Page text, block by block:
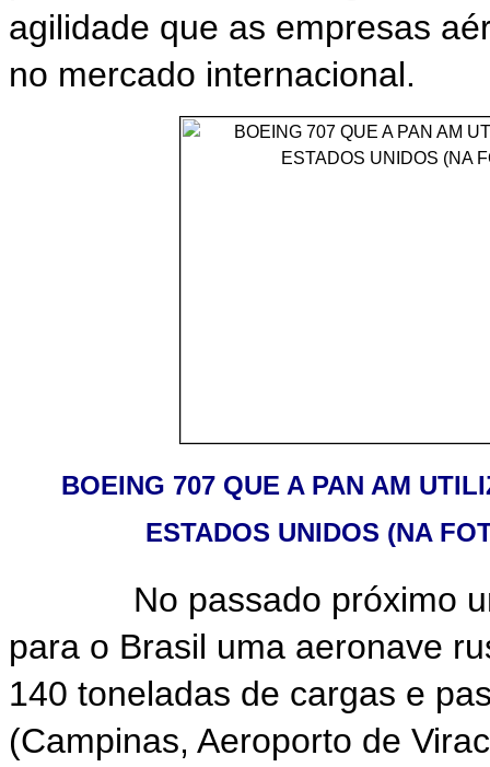
agilidade que as empresas
no mercado internacional.
BOEING 707 QUE A PAN AM
ESTADOS UNIDOS (NA
No passado próximo
para o Brasil uma aeronave
140 toneladas de cargas e
(Campinas, Aeroporto de